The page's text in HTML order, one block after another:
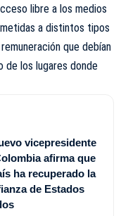
libre a los medios
a distintos tipos
que debían
de los lugares donde
vicepresidente
afirma que
ha recuperado la
de Estados